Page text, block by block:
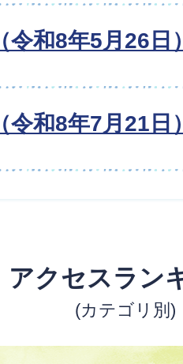
令和8年5月26日
令和8年7月21日
アクセスラン
(カテゴリ別)